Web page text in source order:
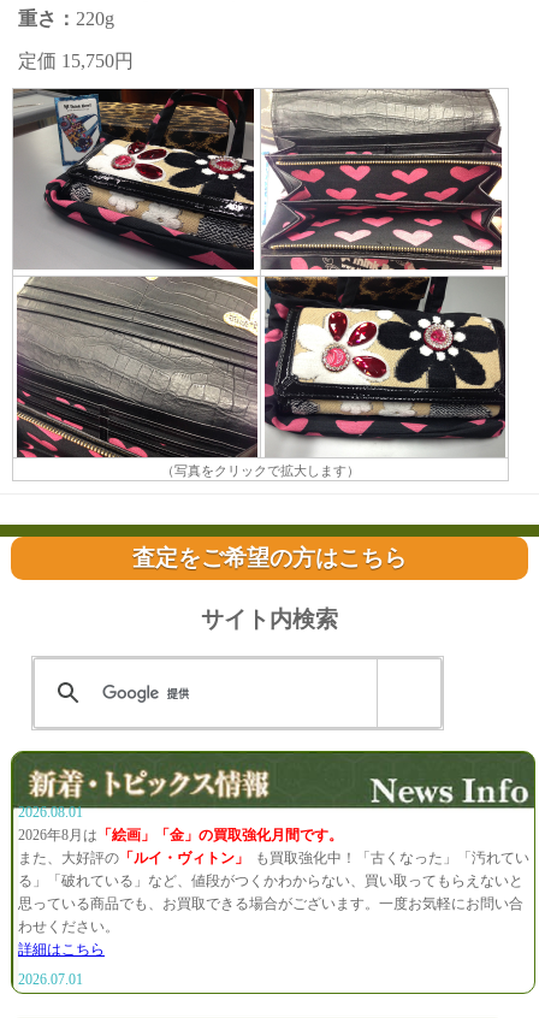
重さ： 220g
定価 15,750円
（写真をクリックで拡大します）
査定をご希望の方はこちら
サイト内検索
2026.08.01
2026年8月は 「絵画」「金」の買取強化月間です。
また、大好評の「ルイ・ヴィトン」
も買取強化中！「古くなった」「汚れてい
る」「破れている」など、値段がつくかわからない、買い取ってもらえないと
思っている商品でも、お買取できる場合がございます。一度お気軽にお問い合
わせください。
詳細はこちら
2026.07.01